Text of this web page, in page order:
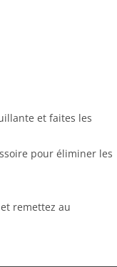
et faites les
pour éliminer les
remettez au